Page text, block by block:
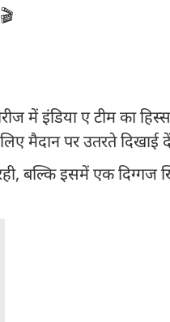
में इंडिया ए टीम का
मैदान पर उतरते दिखाई
बल्कि इसमें एक दिग्गज